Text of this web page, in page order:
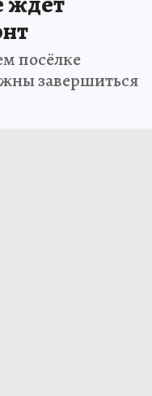
в
посёлке
завершиться